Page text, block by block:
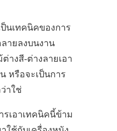
ป็นเทคนิคของการ
ายลงบนงาน
างสี-ต่างลายเอา
หรือจะเป็นการ
าใช่
เอาเทคนิคนี้ข้าม